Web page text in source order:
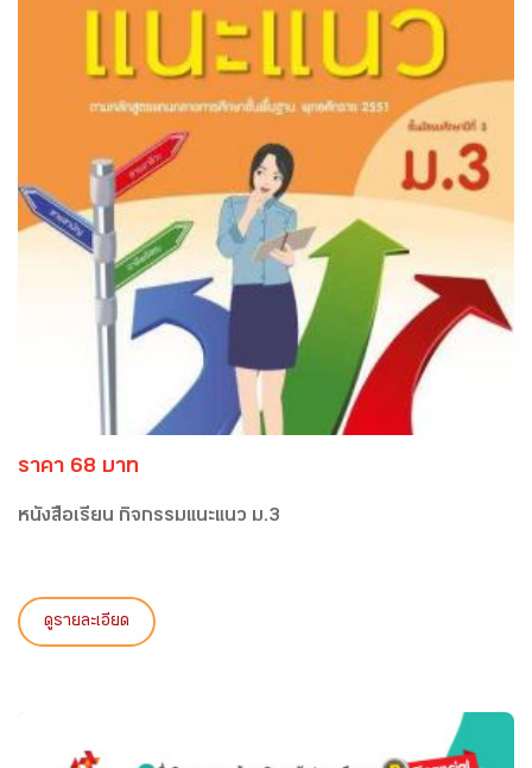
ราคา 68 บาท
หนังสือเรียน กิจกรรมแนะแนว ม.3
ดูรายละเอียด